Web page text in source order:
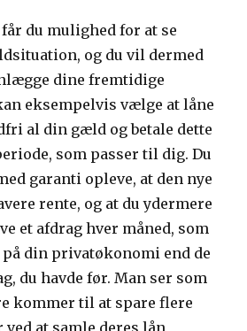
du mulighed for at se
og du vil dermed
dine fremtidige
eksempelvis vælge at låne
al din gæld og betale dette
som passer til dig. Du
garanti opleve, at den nye
rente, og at du ydermere
et afdrag hver måned, som
din privatøkonomi end de
du havde før. Man ser som
kommer til at spare flere
at samle deres lån